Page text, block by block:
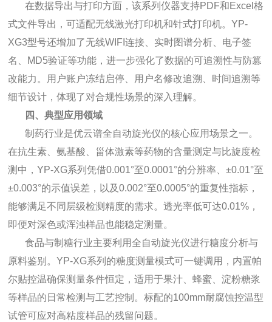
在数据导出与打印方面，该系列仪器支持PDF和Excel格
式文件导出，可适配无线激光打印机和针式打印机。YP-
XG3型号还增加了无线WIFI连接、实时图谱分析、电子签
名、MD5验证等功能，进一步强化了数据的可追溯性与防篡
改能力。用户账户冻结启停、用户名修改追溯、时间追溯等
细节设计，体现了对合规性场景的深入理解。
四、典型应用领域
制药行业是优云谱全自动旋光仪的核心应用场景之一。
在抗生素、氨基酸、甾体激素等药物的含量测定与比旋度检
测中，YP-XG系列凭借0.001°至0.0001°的分辨率、±0.01°至
±0.003°的示值误差，以及0.002°至0.0005°的重复性指标，
能够满足不同层级检测精度的需求。透光率低可达0.01%，
即便对深色或浑浊样品也能稳定测量。
食品与制糖行业主要利用全自动旋光仪进行糖度分析与
原料鉴别。YP-XG系列的糖度测量模式可一键调用，内置帕
尔贴控温确保测量条件恒定，适用于果汁、蜂蜜、淀粉糖浆
等样品的日常检测与工艺控制。标配的100mm耐腐蚀控温型
试管可应对高粘度样品的残留问题。